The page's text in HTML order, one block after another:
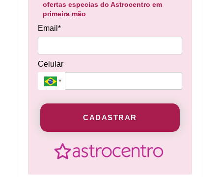
ofertas especias do Astrocentro em
primeira mão
Email*
Celular
CADASTRAR